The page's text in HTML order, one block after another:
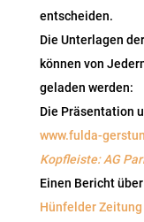
entscheiden.
Die Unterlagen
können von
geladen werden:
Die Präsentation
www.fulda-
Kopfleiste: AG
Einen Bericht
Hünfelder